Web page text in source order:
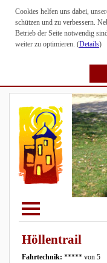
Cookies helfen uns dabei,
schützen und zu verbessern.
Betrieb der Seite notwendig
weiter zu optimieren. (Details)
Höllentrail
Fahrtechnik: ***** von 5